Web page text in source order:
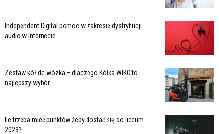
Independent Digital pomoc w zakresie dystrybucji
audio w internecie
Zestaw kół do wózka – dlaczego Kółka WIKO to
najlepszy wybór
Ile trzeba mieć punktów żeby dostać się do liceum
2023?